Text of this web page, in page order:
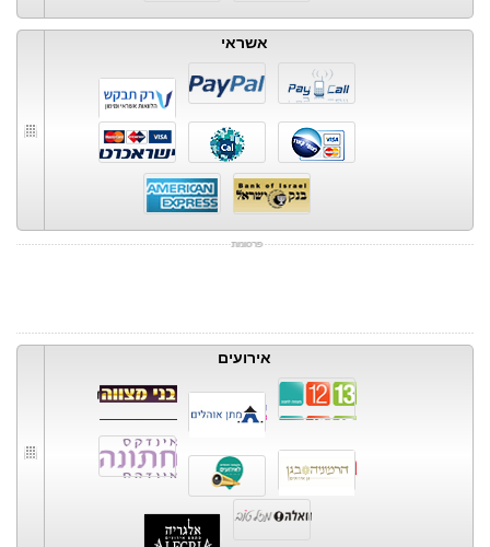
אשראי
אירועים